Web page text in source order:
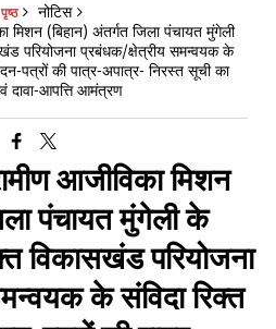
नोटिस
मिशन (बिहान) अंतर्गत जिला पंचायत मुंगेली
परियोजना प्रबंधक/क्षेत्रीय समन्वयक के
पत्रों की पात्र-अपात्र- निरस्त सूची का
दावा-आपत्ति आमंत्रण
आजीविका मिशन
पंचायत मुंगेली के
विकासखंड परियोजना
के संविदा रिक्त